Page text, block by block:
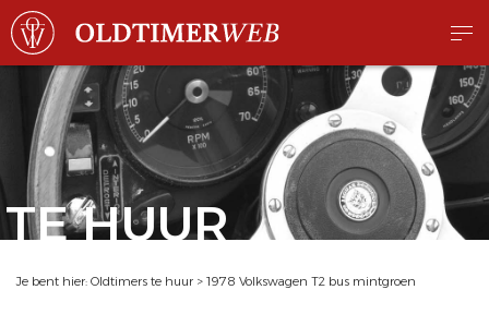
TE HUUR
Je bent hier: Oldtimers te huur > 1978 Volkswagen T2 bus mintgroen